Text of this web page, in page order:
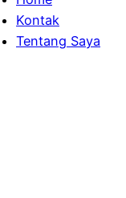
Kontak
Tentang Saya